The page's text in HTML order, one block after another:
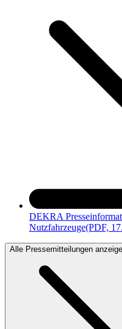
DEKRA
Nutzfahrzeuge(PDF,
Alle Pressemitteilungen